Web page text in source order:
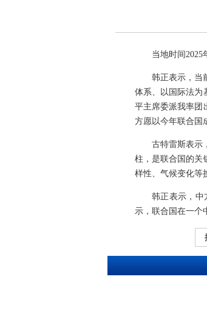
当地时间2025
韩正表示，当
体系、以国际法为
平主席委派我率团
方愿以今年联合国
古特雷斯表示
柱，是联合国的关
样性、气候变化等
韩正表示，中
示，联合国在一个